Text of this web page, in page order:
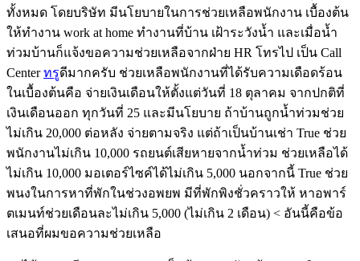
ทั้งหมด โดยบริษัท มีนโยบายในการช่วยเหลือพนักงาน เบื้องต้น
ให้ทำงาน work at home ทำงานที่บ้าน เฝ้าระวังน้ำ และเมื่อน้ำ
ท่วมบ้านก็แจ้งขอความช่วยเหลือจากฝ่าย HR โทรไป เป็น Call
Centerทรูดีมากครับ ช่วยเหลือพนักงานที่ได้รับความเดือดร้อน
ในเบื้องต้นคือ จ่ายเงินเดือนให้ตั้งแต่วันที่ 18 ตุลาคม จากปกติที่
เงินเดือนออก ทุกวันที่ 25 และมีนโยบาย ถ้าบ้านถูกน้ำท่วมช่วย
ไม่เกิน 20,000 ต่อหลัง จ่ายตามจริง แต่ถ้าเป็นบ้านเช่า True ช่วย
พนักงานไม่เกิน 10,000 รถยนต์เสียหายจากน้ำท่วม ช่วยเหลือได้
ไม่เกิน 10,000 มอเตอร์ไซค์ได้ไม่เกิน 5,000 นอกจากนี้ True ช่วย
พนงในการหาที่พักในช่วงอพยพ มีที่พักพิงชั่วคราวให้ หาอพาร์
ตเมนท์ช่วยเดือนละไม่เกิน 5,000 (ไม่เกิน 2 เดือน) < อันนี้คือข้อ
เสนอที่ผมขอความช่วยเหลือ